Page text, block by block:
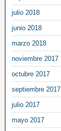
julio 2018
junio 2018
marzo 2018
noviembre 2017
octubre 2017
septiembre 2017
julio 2017
mayo 2017